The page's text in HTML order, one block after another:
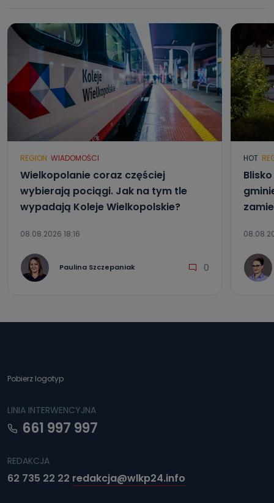
REGION WIADOMOŚCI
Wielkopolanie coraz częściej
wybierają pociągi. Jak na tym tle
wypadają Koleje Wielkopolskie?
08.08.2026 18:16
Paulina Szczepaniak 0
HOT
Pobierz logotyp
LINIA INTERWENCYJNA
661 997 997
REDAKCJA
62 735 22 22 redakcja@wlkp24.info